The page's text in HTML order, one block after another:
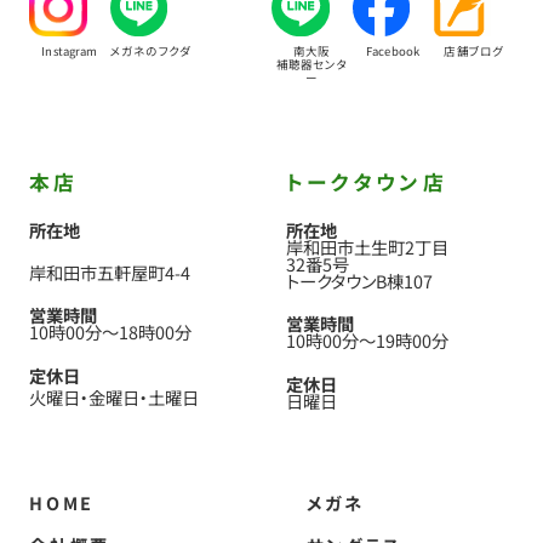
Instagram メガネのフクダ 南大阪
補聴器センタ
ー
Facebook 店舗ブログ
本店
所在地
岸和田市五軒屋町4-4
営業時間
10時00分〜18時00分
定休日
火曜日 金曜日 土曜日
トークタウン店
所在地
岸和田市土生町2丁目
32番5号
トークタウンB棟107
営業時間
10時00分〜19時00分
定休日
日曜日
HOME
メガネ